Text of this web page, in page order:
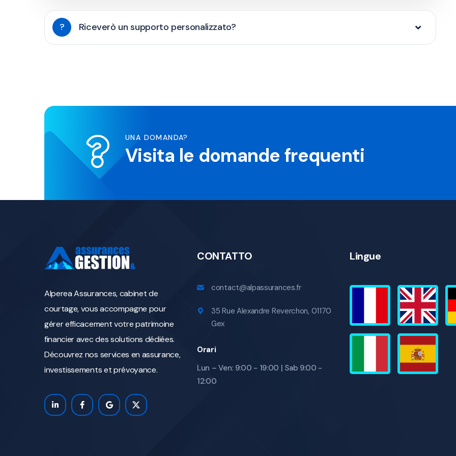
? Riceverò un supporto personalizzato?
UNA DOMANDA?
Visita le domande frequenti
Alperea Assurances, cabinet de
courtage, vous accompagne pour
gérer efficacement votre patrimoine
financier avec des solutions dédiées.
Découvrez nos services en assurance,
investissements et prévoyance.
CONTATTO
contact@alpassurances.fr
35 Rue Alexandre Reverchon, 01170
Gex
Orari
Lun – Ven: 9:00 - 19:00 | Sab 9:00 -
12:00
Lingue